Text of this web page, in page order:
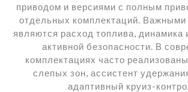
приводом и версиями с полным
отдельных комплектаций. Важными
являются расход топлива, динамика
активной безопасности. В
комплектациях часто
слепых зон, ассистент
адаптивный круиз-